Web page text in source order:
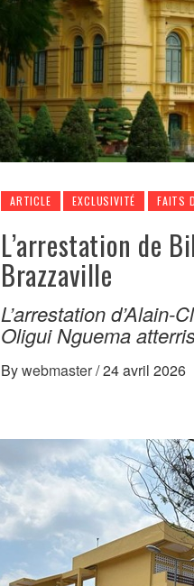
ARTICLE EXCLUSIVITÉ FAITS
L’arrestation de
Brazzaville
L’arrestation
Oligui Nguema
Bywebmaster/24 avril 2026